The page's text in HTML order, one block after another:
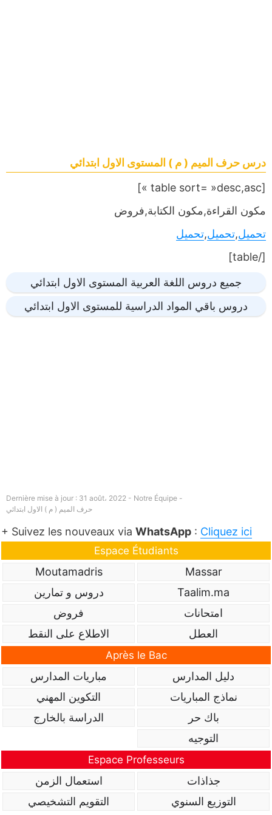
درس حرف الميم ( م ) المستوى الاول ابتدائي
[table sort= »desc,asc »]
مكون القراءة,مكون الكتابة,فروض
تحميل,تحميل,تحميل
[/table]
جميع دروس اللغة العربية المستوى الاول ابتدائي
دروس باقي المواد الدراسية للمستوى الاول ابتدائي
Dernière mise à jour : 31 août، 2022 - Notre Équipe -
حرف الميم ( م ) الاول ابتدائي
+ Suivez les nouveaux via WhatsApp : Cliquez ici
Espace Étudiants
Massar
Moutamadris
Taalim.ma
دروس و تمارين
امتحانات
فروض
العطل
الاطلاع على النقط
Après le Bac
دليل المدارس
مباريات المدارس
نماذج المباريات
التكوين المهني
باك حر
الدراسة بالخارج
التوجيه
Espace Professeurs
جذاذات
استعمال الزمن
التوزيع السنوي
التقويم التشخيصي